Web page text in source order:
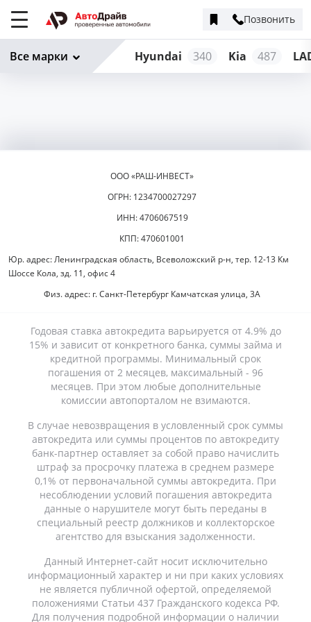
Позвонить
Hyundai 340 Kia 487
Все марки
ООО «РАШ-ИНВЕСТ»
ОГРН: 1234700027297
ИНН: 4706067519
КПП: 470601001
Юр. адрес: Ленинградская область, Всеволожский р-н, тер. 12-13 Км
Шоссе Кола, зд. 11, офис 4
Физ. адрес: г. Санкт-Петербург Камчатская улица, 3А
Годовая ставка автокредита варьируется от 4.9% до
15% и зависит от конкретного банка, суммы займа и
кредитной программы. Минимальный срок
погашения от 2 месяцев, максимальный - 96
месяцев. При этом любые дополнительные
комиссии автопорталом не взимаются.
В случае невозвращения в условленный срок суммы
автокредита или суммы процентов по автокредиту
банк-партнер оставляет за собой право начислить
штраф за просрочку платежа в среднем размере
0,1% от первоначальной суммы автокредита. При
несоблюдении условий погашения автокредита
данные о нарушителе могут быть переданы в
специальный реестр должников и коллекторское
агентство для взыскания задолженности.
Данный Интернет-сайт носит исключительно
информационный характер и ни при каких условиях
не является публичной офертой, определяемой
положениями Статьи 437 Гражданского кодекса РФ.
Для получения подробной информации о наличии